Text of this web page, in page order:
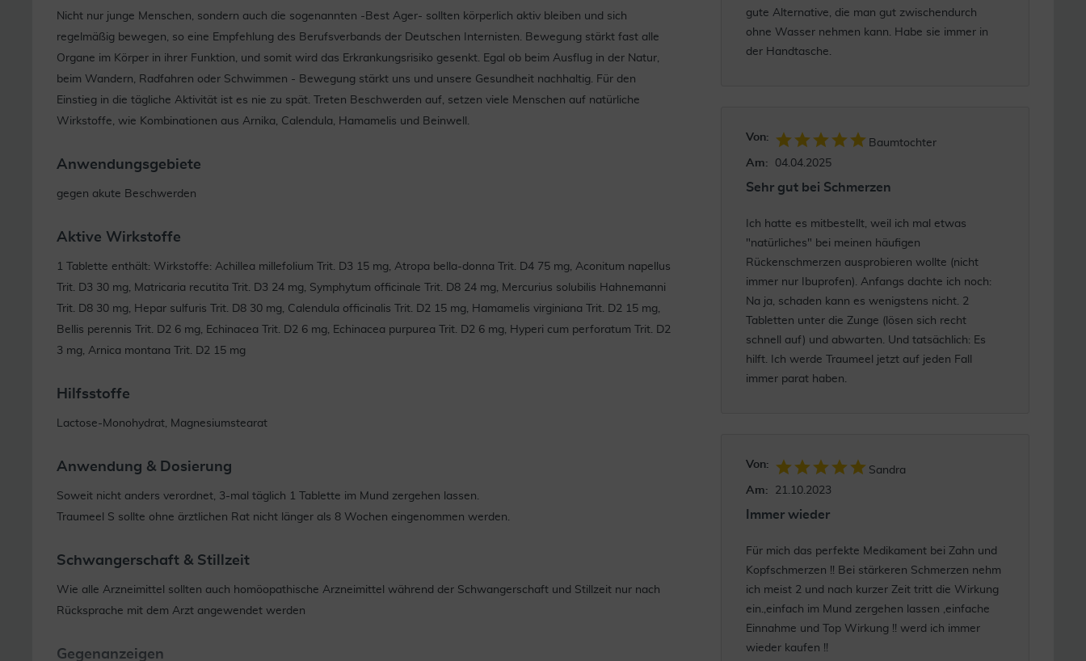
Nicht nur junge Menschen, sondern auch die sogenannten -Best Ager- sollten körperlich aktiv bleiben und sich
regelmäßig bewegen, so eine Empfehlung des Berufsverbands der Deutschen Internisten. Bewegung stärkt fast alle
Organe im Körper in ihrer Funktion, und somit wird das Erkrankungsrisiko gesenkt. Egal ob beim Ausflug in der Natur,
beim Wandern, Radfahren oder Schwimmen - Bewegung stärkt uns und unsere Gesundheit nachhaltig. Für den
Einstieg in die tägliche Aktivität ist es nie zu spät. Treten Beschwerden auf, setzen viele Menschen auf natürliche
Wirkstoffe, wie Kombinationen aus Arnika, Calendula, Hamamelis und Beinwell.
Anwendungsgebiete
gegen akute Beschwerden
Aktive Wirkstoffe
1 Tablette enthält: Wirkstoffe: Achillea millefolium Trit. D3 15 mg, Atropa bella-donna Trit. D4 75 mg, Aconitum napellus
Trit. D3 30 mg, Matricaria recutita Trit. D3 24 mg, Symphytum officinale Trit. D8 24 mg, Mercurius solubilis Hahnemanni
Trit. D8 30 mg, Hepar sulfuris Trit. D8 30 mg, Calendula officinalis Trit. D2 15 mg, Hamamelis virginiana Trit. D2 15 mg,
Bellis perennis Trit. D2 6 mg, Echinacea Trit. D2 6 mg, Echinacea purpurea Trit. D2 6 mg, Hyperi cum perforatum Trit. D2
3 mg, Arnica montana Trit. D2 15 mg
Hilfsstoffe
Lactose-Monohydrat, Magnesiumstearat
Anwendung & Dosierung
Soweit nicht anders verordnet, 3-mal täglich 1 Tablette im Mund zergehen lassen.
Traumeel S sollte ohne ärztlichen Rat nicht länger als 8 Wochen eingenommen werden.
Schwangerschaft & Stillzeit
Wie alle Arzneimittel sollten auch homöopathische Arzneimittel während der Schwangerschaft und Stillzeit nur nach
Rücksprache mit dem Arzt angewendet werden
Gegenanzeigen
gute Alternative, die man gut zwischendurch
ohne Wasser nehmen kann. Habe sie immer in
der Handtasche.
Von:
Baumtochter
Am:
04.04.2025
Sehr gut bei Schmerzen
Ich hatte es mitbestellt, weil ich mal etwas
"natürliches" bei meinen häufigen
Rückenschmerzen ausprobieren wollte (nicht
immer nur Ibuprofen). Anfangs dachte ich noch:
Na ja, schaden kann es wenigstens nicht. 2
Tabletten unter die Zunge (lösen sich recht
schnell auf) und abwarten. Und tatsächlich: Es
hilft. Ich werde Traumeel jetzt auf jeden Fall
immer parat haben.
Von:
Sandra
Am:
21.10.2023
Immer wieder
Für mich das perfekte Medikament bei Zahn und
Kopfschmerzen !! Bei stärkeren Schmerzen nehm
ich meist 2 und nach kurzer Zeit tritt die Wirkung
ein.,einfach im Mund zergehen lassen ,einfache
Einnahme und Top Wirkung !! werd ich immer
wieder kaufen !!